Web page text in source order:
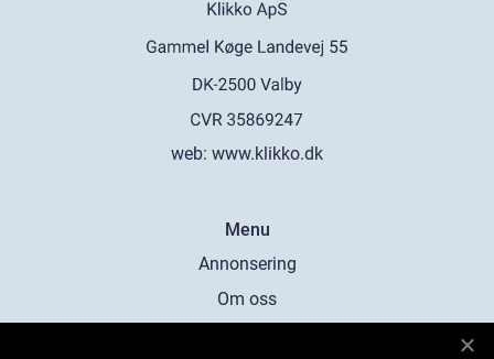
web: www.klikko.dk
Menu
Annonsering
Om oss